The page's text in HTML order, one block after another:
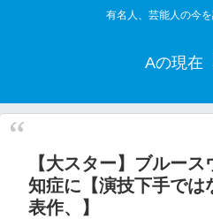
有名人、芸能人の今を
Aの現在
【大スター】ブルー
知症に【演技下手では
表作、】